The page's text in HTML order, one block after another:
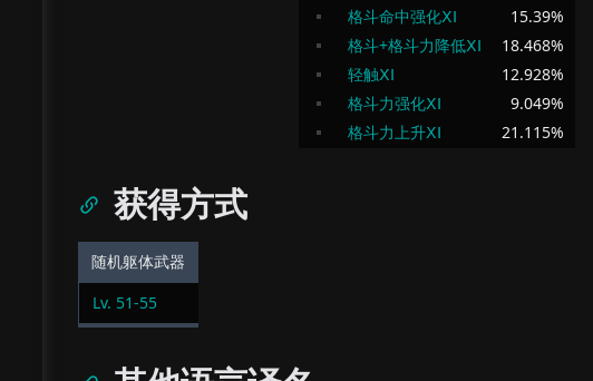
格斗命中强化ⅩⅠ
15.39%
格斗+格斗力降低ⅩⅠ
18.468%
轻触ⅩⅠ
12.928%
格斗力强化ⅩⅠ
9.049%
格斗力上升ⅩⅠ
21.115%
获得方式
随机躯体武器
Lv. 51-55